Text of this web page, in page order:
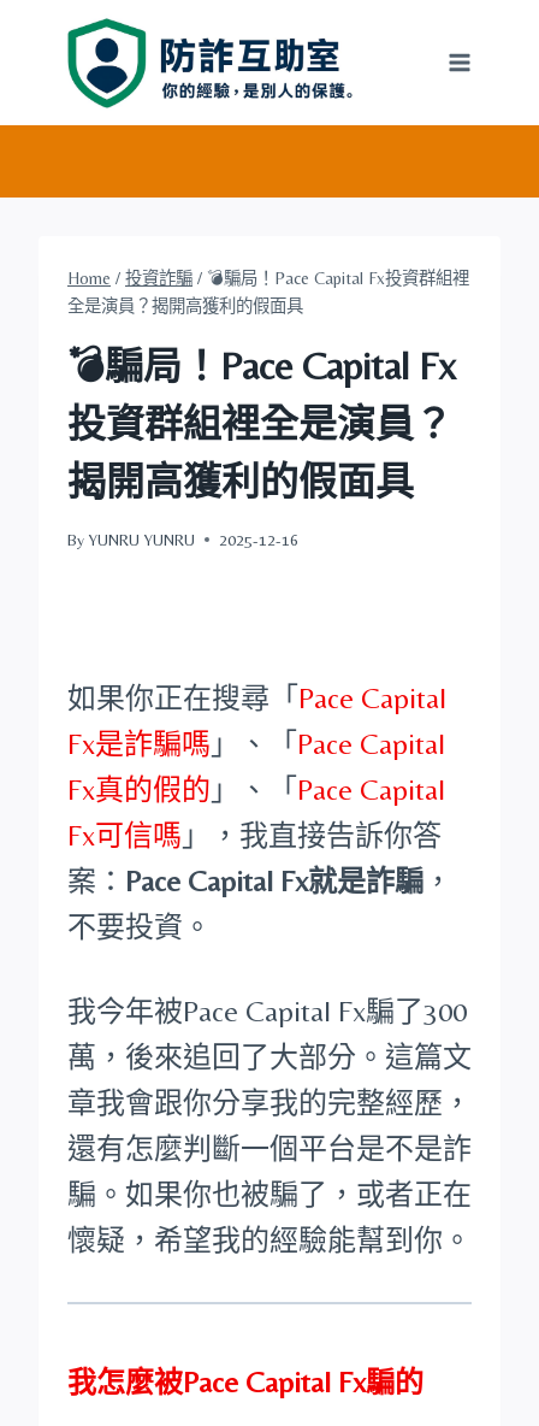
Home / 投資詐騙 / 💣騙局！Pace Capital Fx投資群組裡
全是演員？揭開高獲利的假面具
💣騙局！Pace Capital Fx
投資群組裡全是演員？
揭開高獲利的假面具
By YUNRU YUNRU 2025-12-16
如果你正在搜尋「 Pace Capital
Fx是詐騙嗎 」、「 Pace Capital
Fx真的假的 」、「 Pace Capital
Fx可信嗎 」，我直接告訴你答
案： Pace Capital Fx就是詐騙 ，
不要投資。
我今年被Pace Capital Fx騙了300
萬，後來追回了大部分。這篇文
章我會跟你分享我的完整經歷，
還有怎麼判斷一個平台是不是詐
騙。如果你也被騙了，或者正在
懷疑，希望我的經驗能幫到你。
我怎麼被Pace Capital Fx騙的